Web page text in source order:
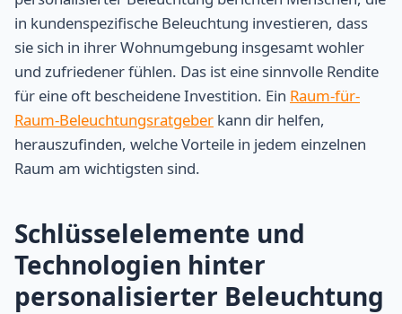
in kundenspezifische Beleuchtung investieren, dass
sie sich in ihrer Wohnumgebung insgesamt wohler
und zufriedener fühlen. Das ist eine sinnvolle Rendite
für eine oft bescheidene Investition. Ein Raum-für-
Raum-Beleuchtungsratgeber kann dir helfen,
herauszufinden, welche Vorteile in jedem einzelnen
Raum am wichtigsten sind.
Schlüsselelemente und
Technologien hinter
personalisierter Beleuchtung